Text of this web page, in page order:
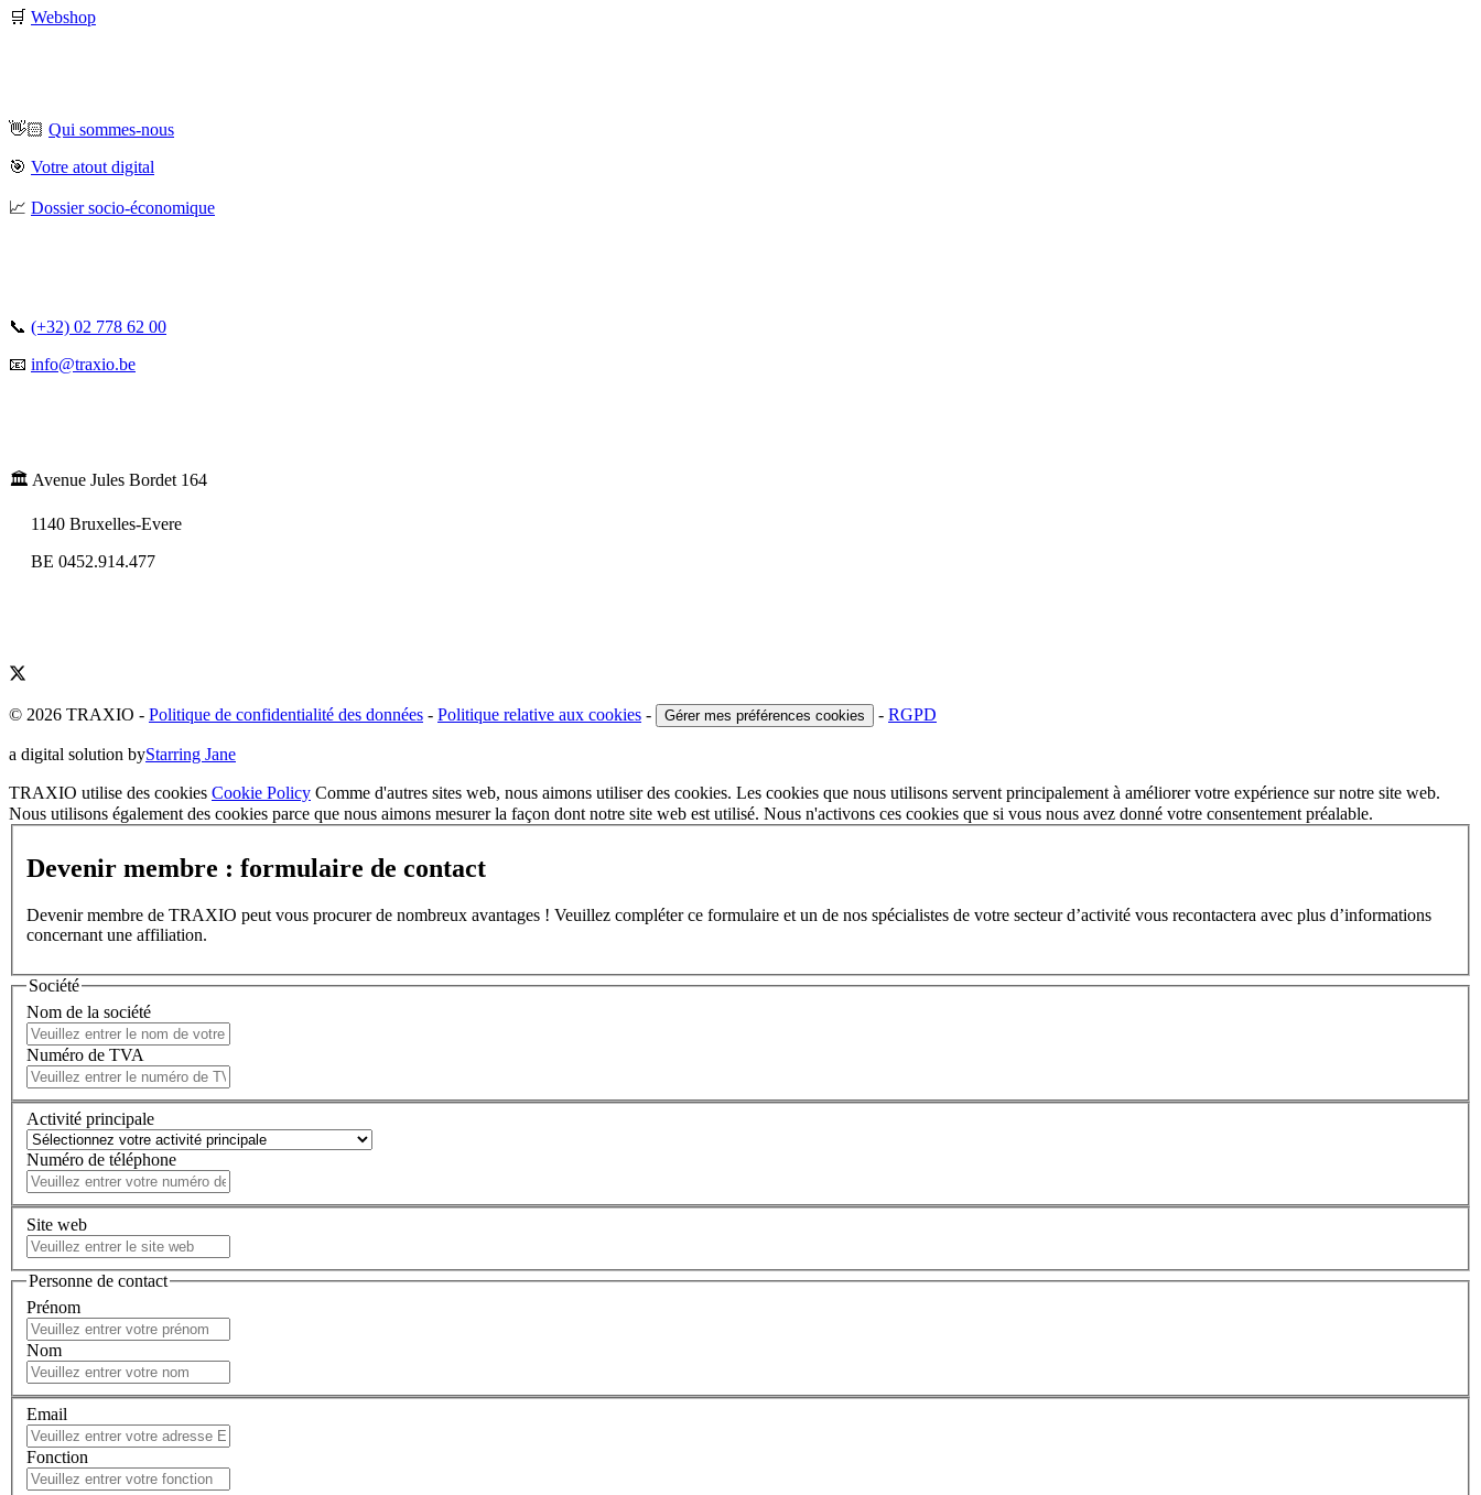
🛒 Webshop
👋🏻 Qui sommes-nous
🎯 Votre atout digital
📈 Dossier socio-économique
📞 (+32) 02 778 62 00
📧 info@traxio.be
🏛️ Avenue Jules Bordet 164
1140 Bruxelles-Evere
BE 0452.914.477
© 2026 TRAXIO - Politique de confidentialité des données - Politique relative aux cookies - Gérer mes préférences cookies - RGPD
a digital solution byStarring Jane
TRAXIO utilise des cookies Cookie Policy Comme d'autres sites web, nous aimons utiliser des cookies. Les cookies que nous utilisons servent principalement à améliorer votre expérience sur notre site web.
Nous utilisons également des cookies parce que nous aimons mesurer la façon dont notre site web est utilisé. Nous n'activons ces cookies que si vous nous avez donné votre consentement préalable.
Devenir membre : formulaire de contact
Devenir membre de TRAXIO peut vous procurer de nombreux avantages ! Veuillez compléter ce formulaire et un de nos spécialistes de votre secteur d’activité vous recontactera avec plus d’informations
concernant une affiliation.
Société
Nom de la société
Numéro de TVA
Activité principale
Numéro de téléphone
Site web
Personne de contact
Prénom
Nom
Email
Fonction